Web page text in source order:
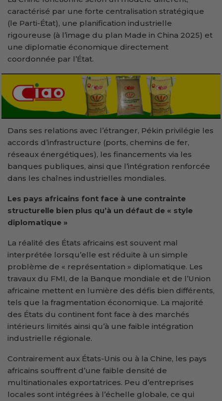
caractérisé par une forte centralisation stratégique
(le Parti-État), une planification industrielle
rigoureuse (à l’image du plan Made in China 2025) et
une diplomatie économique directement
coordonnée par l’État.
Dans ses relations avec l’étranger, Pékin privilégie les
accords d’infrastructure (ports, chemins de fer,
réseaux énergétiques), les financements via les
banques publiques, ainsi que l’intégration renforcée
dans les chaînes industrielles mondiales.
Les pays africains font face à une contrainte
structurelle bien plus qu’à un défaut de « style
diplomatique »
La réalité des États africains est souvent mal
interprétée lorsqu’elle est réduite à un simple
problème de « représentation » diplomatique. Les
travaux du FMI, de la Banque mondiale et de l’Union
africaine mettent en lumière des défis bien différents,
tels que la fragmentation économique. La majorité
des États du continent font face à des marchés
intérieurs limités ainsi qu’à une faible intégration
industrielle régionale.
Contrairement aux États-Unis ou à la Chine, les pays
africains souffrent d’une faible densité de
multinationales exportatrices. Peu d’entreprises
locales sont intégrées à l’échelle globale, ce qui